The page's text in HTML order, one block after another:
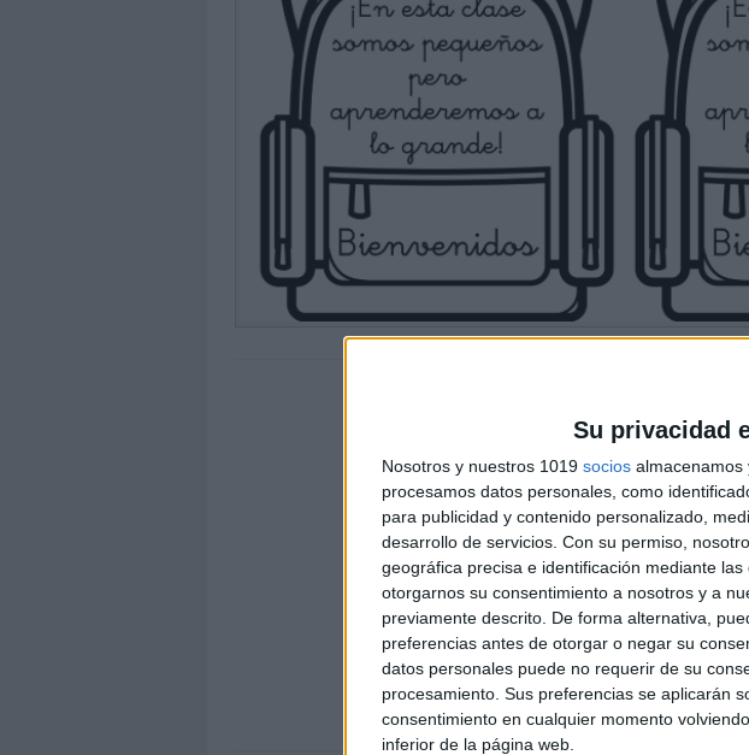
Su privacidad
Nosotros y nuestros 1019 socios almacenamos
procesamos datos personales, como
para publicidad y contenido personalizado,
desarrollo de servicios. Con su permiso,
geográfica precisa e identificación mediante
otorgarnos su consentimiento a nosotros y a
previamente descrito. De forma alternativa,
preferencias antes de otorgar o negar su
datos personales puede no requerir de su
procesamiento. Sus preferencias se aplicarán
consentimiento en cualquier momento
inferior de la página web.